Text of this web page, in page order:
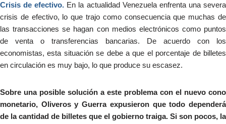
Crisis de efectivo. En la actualidad Venezuela enfrenta una severa
crisis de efectivo, lo que trajo como consecuencia que muchas de
las transacciones se hagan con medios electrónicos como puntos
de venta o transferencias bancarias. De acuerdo con los
economistas, esta situación se debe a que el porcentaje de billetes
en circulación es muy bajo, lo que produce su escasez.
Sobre una posible solución a este problema con el nuevo cono
monetario, Oliveros y Guerra expusieron que todo dependerá
de la cantidad de billetes que el gobierno traiga. Si son pocos, la